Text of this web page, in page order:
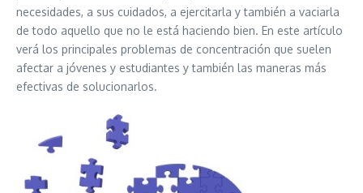
necesidades, a sus cuidados, a ejercitarla y también a vaciarla
de todo aquello que no le está haciendo bien. En este artículo
verá los principales problemas de concentración que suelen
afectar a jóvenes y estudiantes y también las maneras más
efectivas de solucionarlos.